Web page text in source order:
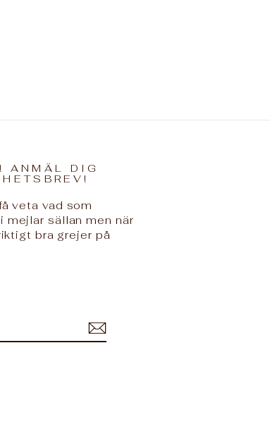
ANMÄL DIG
veta vad som
mejlar sällan men när
bra grejer på